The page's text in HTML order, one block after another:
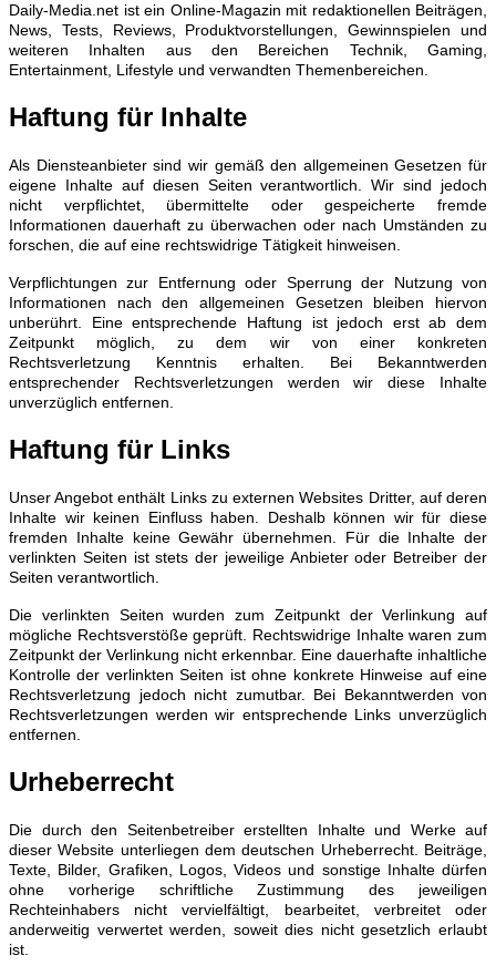
Daily-Media.net ist ein Online-Magazin mit redaktionellen Beiträgen,
News, Tests, Reviews, Produktvorstellungen, Gewinnspielen und
weiteren Inhalten aus den Bereichen Technik, Gaming,
Entertainment, Lifestyle und verwandten Themenbereichen.
Haftung für Inhalte
Als Diensteanbieter sind wir gemäß den allgemeinen Gesetzen für
eigene Inhalte auf diesen Seiten verantwortlich. Wir sind jedoch
nicht verpflichtet, übermittelte oder gespeicherte fremde
Informationen dauerhaft zu überwachen oder nach Umständen zu
forschen, die auf eine rechtswidrige Tätigkeit hinweisen.
Verpflichtungen zur Entfernung oder Sperrung der Nutzung von
Informationen nach den allgemeinen Gesetzen bleiben hiervon
unberührt. Eine entsprechende Haftung ist jedoch erst ab dem
Zeitpunkt möglich, zu dem wir von einer konkreten
Rechtsverletzung Kenntnis erhalten. Bei Bekanntwerden
entsprechender Rechtsverletzungen werden wir diese Inhalte
unverzüglich entfernen.
Haftung für Links
Unser Angebot enthält Links zu externen Websites Dritter, auf deren
Inhalte wir keinen Einfluss haben. Deshalb können wir für diese
fremden Inhalte keine Gewähr übernehmen. Für die Inhalte der
verlinkten Seiten ist stets der jeweilige Anbieter oder Betreiber der
Seiten verantwortlich.
Die verlinkten Seiten wurden zum Zeitpunkt der Verlinkung auf
mögliche Rechtsverstöße geprüft. Rechtswidrige Inhalte waren zum
Zeitpunkt der Verlinkung nicht erkennbar. Eine dauerhafte inhaltliche
Kontrolle der verlinkten Seiten ist ohne konkrete Hinweise auf eine
Rechtsverletzung jedoch nicht zumutbar. Bei Bekanntwerden von
Rechtsverletzungen werden wir entsprechende Links unverzüglich
entfernen.
Urheberrecht
Die durch den Seitenbetreiber erstellten Inhalte und Werke auf
dieser Website unterliegen dem deutschen Urheberrecht. Beiträge,
Texte, Bilder, Grafiken, Logos, Videos und sonstige Inhalte dürfen
ohne vorherige schriftliche Zustimmung des jeweiligen
Rechteinhabers nicht vervielfältigt, bearbeitet, verbreitet oder
anderweitig verwertet werden, soweit dies nicht gesetzlich erlaubt
ist.